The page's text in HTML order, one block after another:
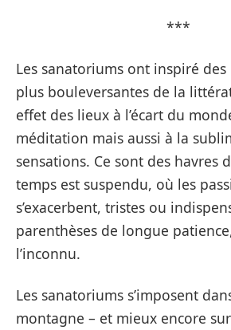
***
Les sanatoriums ont inspiré
plus bouleversantes de la
effet des lieux à l’écart du
méditation mais aussi à la
sensations. Ce sont des havres
temps est suspendu, où les
s’exacerbent, tristes ou
parenthèses de longue
l’inconnu.
Les sanatoriums s’imposent
montagne – et mieux encore